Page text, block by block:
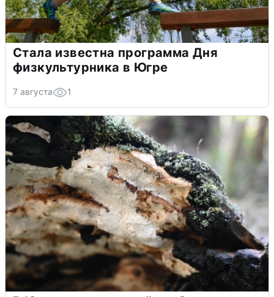
Стала известна программа Дня
физкультурника в Югре
7 августа 1